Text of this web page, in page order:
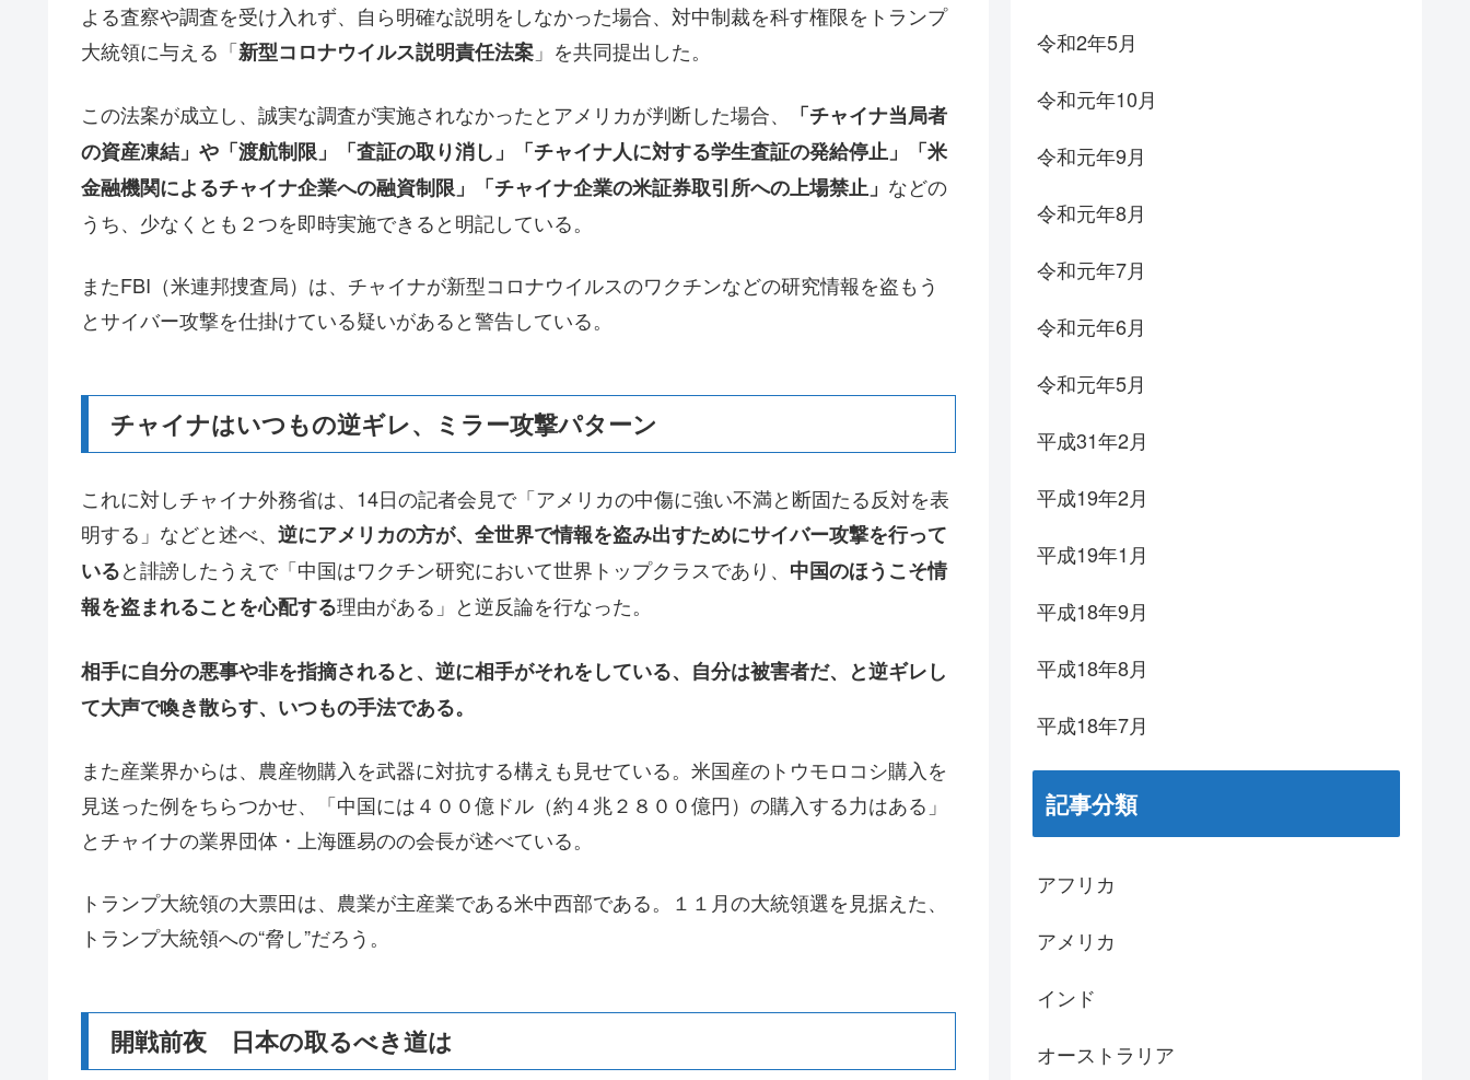
よる査察や調査を受け入れず、自ら明確な説明をしなかった場合、対中制裁を科す権限をトランプ
大統領に与える「新型コロナウイルス説明責任法案 」を共同提出した。
この法案が成立し、誠実な調査が実施されなかったとアメリカが判断した場合、
「チャイナ当局者
の資産凍結」や「渡航制限」「査証の取り消し」「チャイナ人に対する学生査証の発給停止」「米
金融機関によるチャイナ企業への融資制限」「チャイナ企業の米証券取引所への上場禁止」 などの
うち、少なくとも２つを即時実施できると明記している。
またFBI（米連邦捜査局）は、チャイナが新型コロナウイルスのワクチンなどの研究情報を盗もう
とサイバー攻撃を仕掛けている疑いがあると警告している。
チャイナはいつもの逆ギレ、ミラー攻撃パターン
これに対しチャイナ外務省は、14日の記者会見で「アメリカの中傷に強い不満と断固たる反対を表
明する」などと述べ、 逆にアメリカの方が、全世界で情報を盗み出すためにサイバー攻撃を行って
いると誹謗したうえで「中国はワクチン研究において世界トップクラスであり、 中国のほうこそ情
報を盗まれることを心配する理由がある」と逆反論を行なった。
相手に自分の悪事や非を指摘されると、逆に相手がそれをしている、自分は被害者だ、と逆ギレし
て大声で喚き散らす、いつもの手法である。
また産業界からは、農産物購入を武器に対抗する構えも見せている。米国産のトウモロコシ購入を
見送った例をちらつかせ、「中国には４００億ドル（約４兆２８００億円）の購入する力はある」
とチャイナの業界団体・上海匯易のの会長が述べている。
トランプ大統領の大票田は、農業が主産業である米中西部である。１１月の大統領選を見据えた、
トランプ大統領への“脅し”だろう。
開戦前夜 日本の取るべき道は
令和2年5月
令和元年10月
令和元年9月
令和元年8月
令和元年7月
令和元年6月
令和元年5月
平成31年2月
平成19年2月
平成19年1月
平成18年9月
平成18年8月
平成18年7月
記事分類
アフリカ
アメリカ
インド
オーストラリア